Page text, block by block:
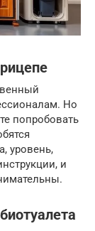
Но
попробовать
уровень,
и